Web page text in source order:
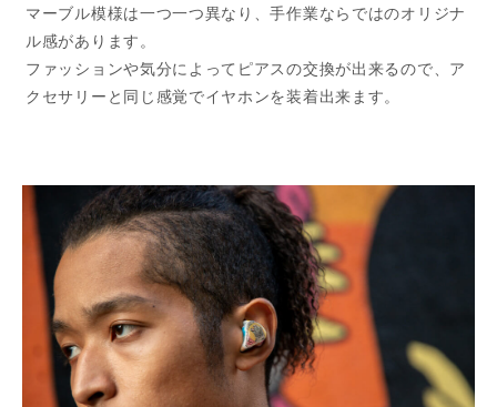
マーブル模様は一つ一つ異なり、手作業ならではのオリジナ
ル感があります。
ファッションや気分によってピアスの交換が出来るので、ア
クセサリーと同じ感覚でイヤホンを装着出来ます。